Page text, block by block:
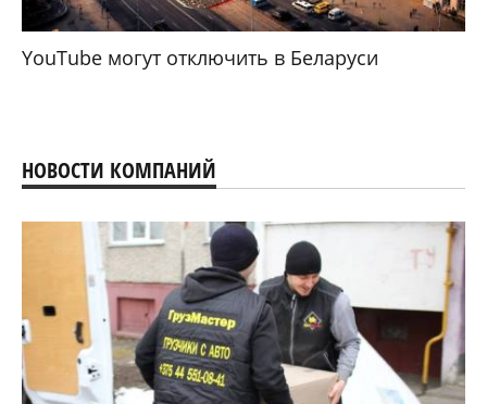
YouTube могут отключить в Беларуси
НОВОСТИ КОМПАНИЙ